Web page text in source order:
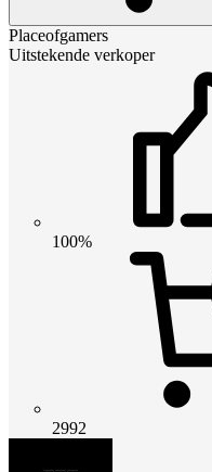
Placeofgamers
Uitstekende verkoper
100%
2992